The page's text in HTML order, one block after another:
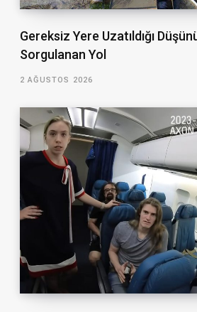
Gereksiz Yere Uzatıldığı
Sorgulanan Yol
2 AĞUSTOS 2026